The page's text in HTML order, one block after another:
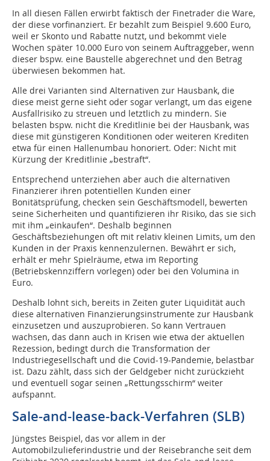
In all diesen Fällen erwirbt faktisch der Fine­trader die Ware,
der diese vorfinanziert. Er bezahlt zum Beispiel 9.600 Euro,
weil er Skonto und Rabatte nutzt, und bekommt viele
Wochen später 10.000 Euro von seinem Auftraggeber, wenn
dieser bspw. eine Baustelle abgerechnet und den Betrag
überwiesen bekommen hat.
Alle drei Varianten sind Alternativen zur Hausbank, die
diese meist gerne sieht oder sogar verlangt, um das eigene
Ausfallrisiko zu streuen und letztlich zu mindern. Sie
belasten bspw. nicht die Kreditlinie bei der Hausbank, was
diese mit günstigeren Konditionen oder weiteren Krediten
etwa für einen Hallenumbau honoriert. Oder: Nicht mit
Kürzung der Kreditlinie „bestraft“.
Entsprechend unterziehen aber auch die alternativen
Finanzierer ihren potentiellen Kunden einer
Bonitätsprüfung, checken sein Geschäftsmodell, bewerten
seine Sicherheiten und quantifizieren ihr Risiko, das sie sich
mit ihm „einkaufen“. Deshalb beginnen
Geschäftsbeziehungen oft mit relativ kleinen Limits, um den
Kunden in der Praxis kennenzulernen. Bewährt er sich,
erhält er mehr Spielräume, etwa im Reporting
(Betriebskennziffern vorlegen) oder bei den Volumina in
Euro.
Deshalb lohnt sich, bereits in Zeiten guter Liquidität auch
diese alternativen Finanzierungsinstrumente zur Hausbank
einzusetzen und auszuprobieren. So kann Vertrauen
wachsen, das dann auch in Krisen wie etwa der aktuellen
Rezession, bedingt durch die Transformation der
Industriegesellschaft und die Covid-19-Pandemie, belastbar
ist. Dazu zählt, dass sich der Geldgeber nicht zurückzieht
und eventuell sogar seinen „Rettungsschirm“ weiter
aufspannt.
Sale-and-lease-back-Verfahren (SLB)
Jüngstes Beispiel, das vor allem in der
Automobilzulieferindustrie und der Reisebranche seit dem